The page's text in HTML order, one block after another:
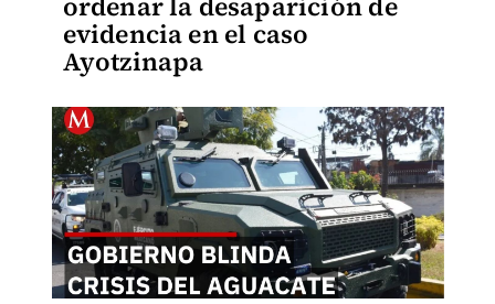
evidencia en el caso
Ayotzinapa